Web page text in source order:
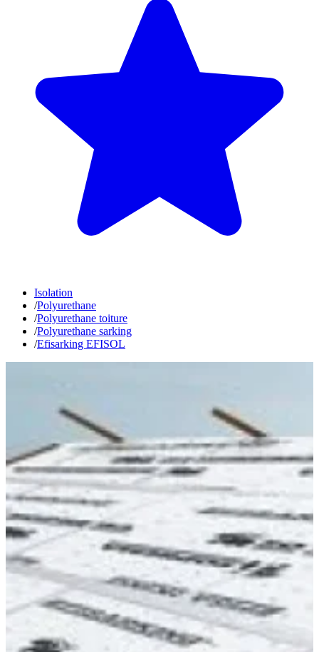
Isolation
/Polyurethane
/Polyurethane toiture
/Polyurethane sarking
/Efisarking EFISOL